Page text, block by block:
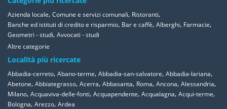
Azienda locale, Comune e servizi comunali, Ristoranti,
Banche ed istituti di credito e risparmio, Bar e caffè, Alberghi, Farmacie,
Geometri - studi, Avvocati - studi
Altre categorie
Località più ricercate
Abbadia-cerreto, Abano-terme, Abbadia-san-salvatore, Abbadia-lariana,
Abetone, Abbiategrasso, Acerra, Abbasanta, Roma, Ancona, Alessandria,
Milano, Acquaviva-delle-fonti, Acquapendente, Acqualagna, Acqui-terme,
Bologna, Arezzo, Ardea